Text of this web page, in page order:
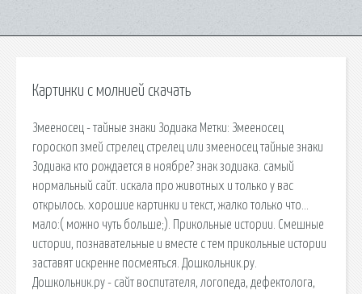
Картинки с молнией скачать
Змееносец - тайные знаки Зодиака Метки: Змееносец
гороскоп змей стрелец стрелец или змееносец тайные знаки
Зодиака кто рождается в ноябре? знак зодиака. самый
нормальный сайт. искала про животных и только у вас
открылось. хорошие картинки и текст, жалко только что…
мало:( можно чуть больше;). Прикольные истории. Смешные
истории, познавательные и вместе с тем прикольные истории
заставят искренне посмеяться. Дошкольник.ру.
Дошкольник.ру - сайт воспитателя, логопеда, дефектолога,